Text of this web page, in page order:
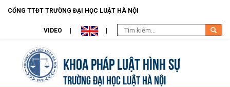
CỔNG TTĐT TRƯỜNG ĐẠI HỌC LUẬT HÀ NỘI
VIDEO
Khoa pháp luật Hình sự
TRƯỜNG ĐẠI HỌC LUẬT HÀ NỘI